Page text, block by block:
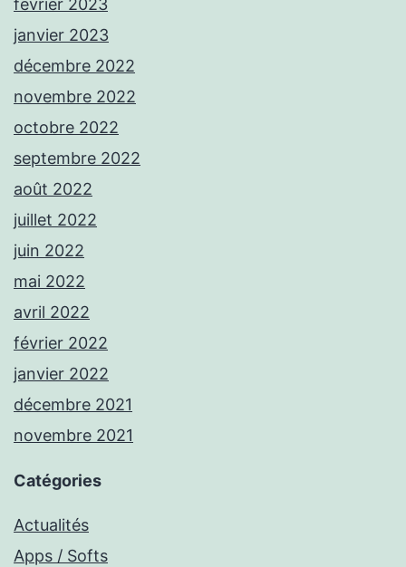
février 2023
janvier 2023
décembre 2022
novembre 2022
octobre 2022
septembre 2022
août 2022
juillet 2022
juin 2022
mai 2022
avril 2022
février 2022
janvier 2022
décembre 2021
novembre 2021
Catégories
Actualités
Apps / Softs